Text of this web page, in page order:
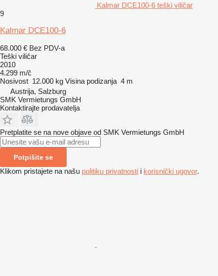
Kalmar DCE100-6 teški viličar
9
Kalmar DCE100-6
68.000 € Bez PDV-a
Teški viličar
2010
4.299 m/č
Nosivost 12.000 kg Visina podizanja 4 m
Austrija, Salzburg
SMK Vermietungs GmbH
Kontaktirajte prodavatelja
Pretplatite se na nove objave od SMK Vermietungs GmbH
Potpišite se
Klikom pristajete na našu politiku privatnosti i korisnički ugovor.